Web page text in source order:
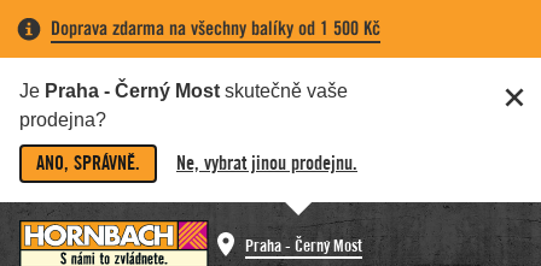
Doprava zdarma na všechny balíky od 1 500 Kč
Je Praha - Černý Most skutečně vaše
prodejna?
ANO, SPRÁVNĚ. Ne, vybrat jinou prodejnu.
Praha - Černý Most